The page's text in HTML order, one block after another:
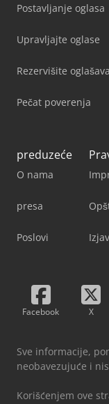
Postavljanje oglasa
Upravljajte oglase
Rezervišite
Pečat poverenja
preduzeće
O nama
presa
Poslovi
Facebook X
Sve informacije,
neobavezujuće i
Korišćenjem ove